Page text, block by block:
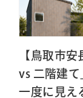
【鳥取市
vs 二階建
一度に見え